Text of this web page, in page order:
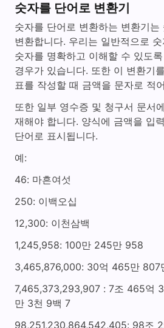
숫자를 단어로 변환기
숫자를 단어로 변환하는 변환기
변환합니다. 우리는 일반적으로
숫자를 명확하고 이해할 수 있도
경우가 있습니다. 또한 이 변환기
표를 작성할 때 금액을 문자로 적
또한 일부 영수증 및 청구서 문서
재해야 합니다. 양식에 금액을 입
단어로 표시됩니다.
예:
46: 마흔여섯
250: 이백오십
12,300: 이천삼백
1,245,958: 100만 245만 958
3,465,876,000: 30억 465만 807
7,465,373,293,907 : 7조 465억
만 3천 9백 7
98,251,230,864,542,405: 98조